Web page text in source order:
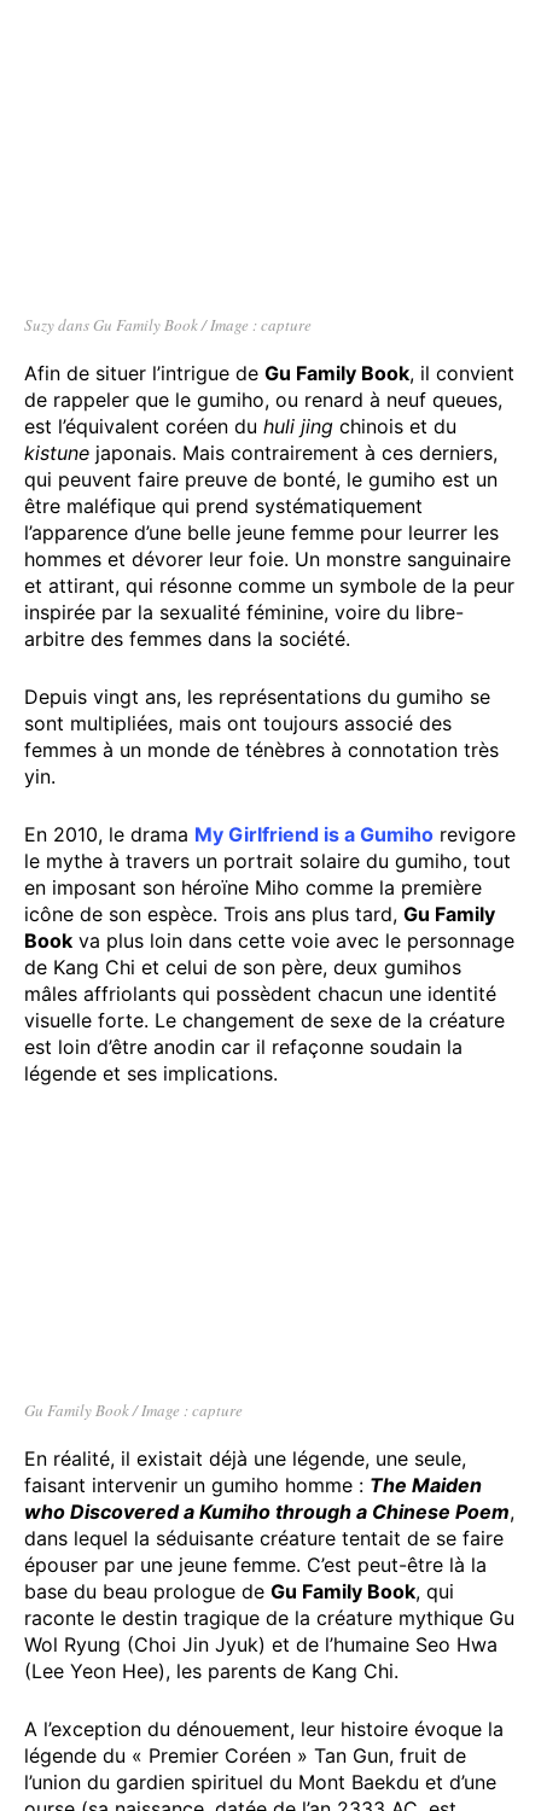
Suzy dans Gu Family Book / Image : capture
Afin de situer l’intrigue de Gu Family Book, il convient
de rappeler que le gumiho, ou renard à neuf queues,
est l’équivalent coréen du huli jing chinois et du
kistune japonais. Mais contrairement à ces derniers,
qui peuvent faire preuve de bonté, le gumiho est un
être maléfique qui prend systématiquement
l’apparence d’une belle jeune femme pour leurrer les
hommes et dévorer leur foie. Un monstre sanguinaire
et attirant, qui résonne comme un symbole de la peur
inspirée par la sexualité féminine, voire du libre-
arbitre des femmes dans la société.
Depuis vingt ans, les représentations du gumiho se
sont multipliées, mais ont toujours associé des
femmes à un monde de ténèbres à connotation très
yin.
En 2010, le drama My Girlfriend is a Gumiho revigore
le mythe à travers un portrait solaire du gumiho, tout
en imposant son héroïne Miho comme la première
icône de son espèce. Trois ans plus tard, Gu Family
Book va plus loin dans cette voie avec le personnage
de Kang Chi et celui de son père, deux gumihos
mâles affriolants qui possèdent chacun une identité
visuelle forte. Le changement de sexe de la créature
est loin d’être anodin car il refaçonne soudain la
légende et ses implications.
Gu Family Book / Image : capture
En réalité, il existait déjà une légende, une seule,
faisant intervenir un gumiho homme : The Maiden
who Discovered a Kumiho through a Chinese Poem,
dans lequel la séduisante créature tentait de se faire
épouser par une jeune femme. C’est peut-être là la
base du beau prologue de Gu Family Book, qui
raconte le destin tragique de la créature mythique Gu
Wol Ryung (Choi Jin Jyuk) et de l’humaine Seo Hwa
(Lee Yeon Hee), les parents de Kang Chi.
A l’exception du dénouement, leur histoire évoque la
légende du « Premier Coréen » Tan Gun, fruit de
l’union du gardien spirituel du Mont Baekdu et d’une